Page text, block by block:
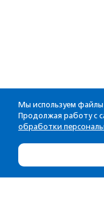
Мы используем
Продолжая работу с
обработки